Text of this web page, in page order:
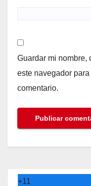
Guardar mi nombre,
este navegador
comentario.
+11